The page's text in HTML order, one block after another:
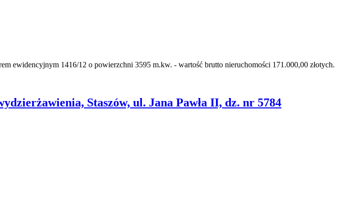
ewidencyjnym 1416/12 o powierzchni 3595 m.kw. - wartość brutto nieruchomości 171.000,00 złotych.
Staszów, ul. Jana Pawła II, dz. nr 5784